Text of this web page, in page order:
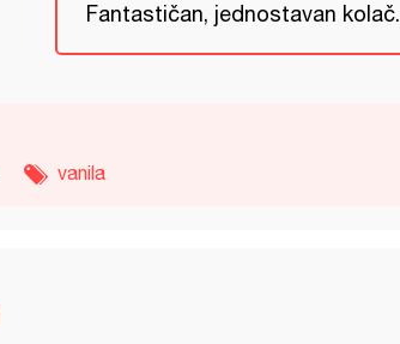
Fantastičan, jednostavan kolač.
vanila